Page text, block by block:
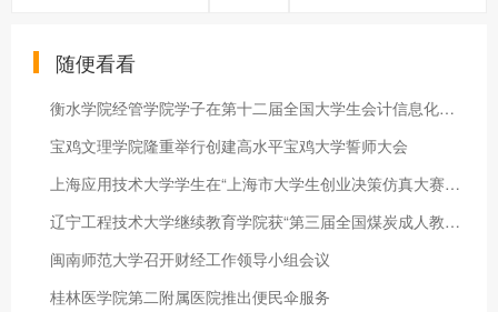
随便看看
衡水学院经管学院学子在第十二届全国大学生会计信息化技能大赛中
宝鸡文理学院隆重举行创建高水平宝鸡大学誓师大会
上海应用技术大学学生在“上海市大学生创业决策仿真大赛”中获佳
辽宁工程技术大学继续教育学院获“第三届全国煤炭成人教育先进集
闽南师范大学召开财经工作领导小组会议
桂林医学院第二附属医院推出便民伞服务